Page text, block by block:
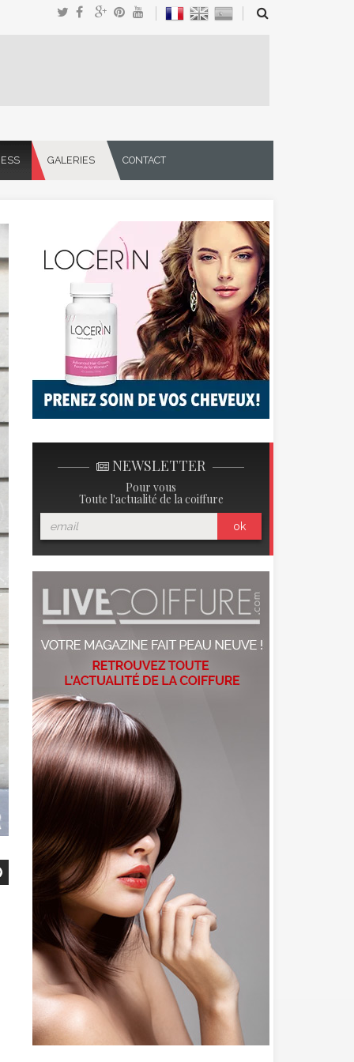
GALERIES CONTACT
NEWSLETTER
Pour vous
Toute l'actualité de la coiffure
ok